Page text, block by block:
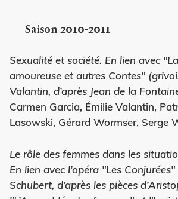
Saison 2010-2011
Sexualité et société. En lien avec
amoureuse et autres Contes"
Valantin, d’après Jean de la
Carmen Garcia, Émilie Valantin,
Lasowski, Gérard Wormser, Serge
Le rôle des femmes dans les
En lien avec l’opéra "Les
Schubert, d’après les pièces